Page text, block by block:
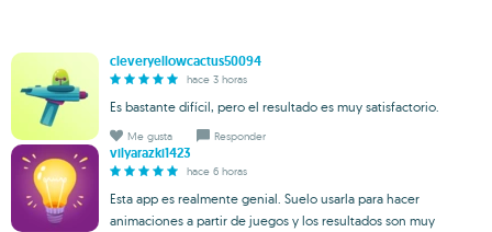
cleveryellowcactus50094
hace 3 horas
Es bastante difícil, pero el resultado es muy satisfactorio.
Me gusta Responder
vilyarazki1423
hace 6 horas
Esta app es realmente genial. Suelo usarla para hacer
animaciones a partir de juegos y los resultados son muy